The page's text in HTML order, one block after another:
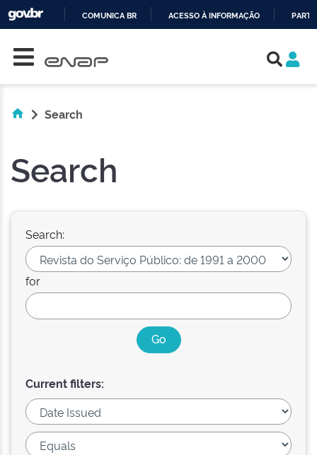
COMUNICA BR ACESSO À INFORMAÇÃO
Search
Search
Search:
for
Current filters: